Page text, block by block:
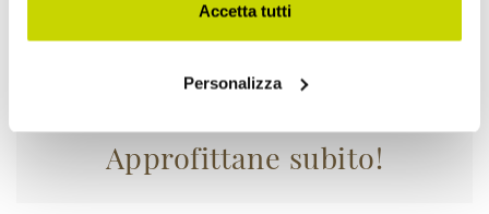
Accetta tutti
Personalizza
Approfittane subito!